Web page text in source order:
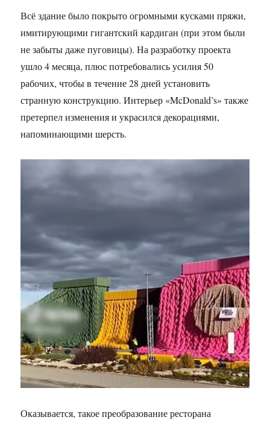
Всё здание было покрыто огромными кусками пряжи,
имитирующими гигантский кардиган (при этом были
не забыты даже пуговицы). На разработку проекта
ушло 4 месяца, плюс потребовались усилия 50
рабочих, чтобы в течение 28 дней установить
странную конструкцию. Интерьер «McDonald’s» также
претерпел изменения и украсился декорациями,
напоминающими шерсть.
Оказывается, такое преобразование ресторана